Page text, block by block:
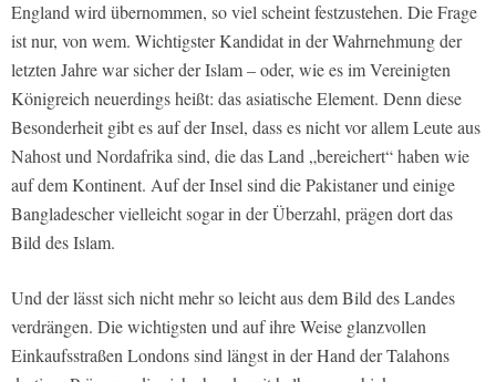
England wird übernommen, so viel scheint festzustehen. Die Frage
ist nur, von wem. Wichtigster Kandidat in der Wahrnehmung der
letzten Jahre war sicher der Islam – oder, wie es im Vereinigten
Königreich neuerdings heißt: das asiatische Element. Denn diese
Besonderheit gibt es auf der Insel, dass es nicht vor allem Leute aus
Nahost und Nordafrika sind, die das Land „bereichert“ haben wie
auf dem Kontinent. Auf der Insel sind die Pakistaner und einige
Bangladescher vielleicht sogar in der Überzahl, prägen dort das
Bild des Islam.
Und der lässt sich nicht mehr so leicht aus dem Bild des Landes
verdrängen. Die wichtigsten und auf ihre Weise glanzvollen
Einkaufsstraßen Londons sind längst in der Hand der Talahons